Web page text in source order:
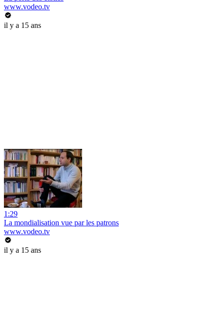
www.vodeo.tv
il y a 15 ans
1:29
La mondialisation vue par les patrons
www.vodeo.tv
il y a 15 ans